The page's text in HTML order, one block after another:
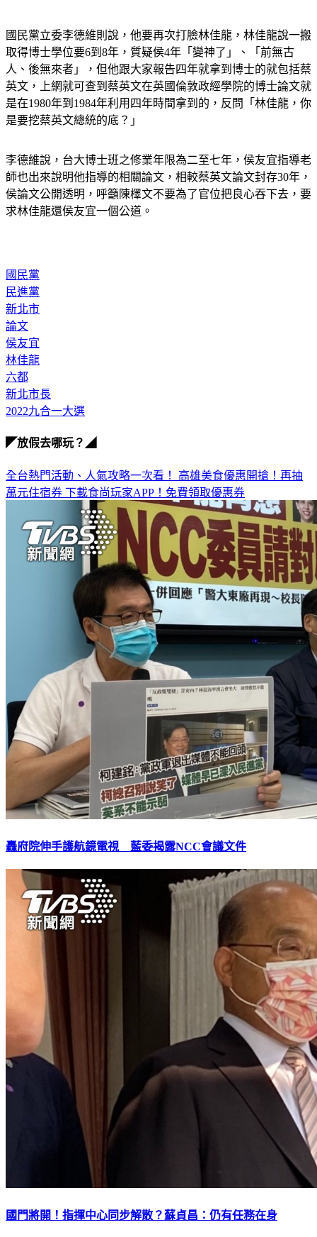
國民黨立委李德維則說，他要再次打臉林佳龍，林佳龍說一搬
取得博士學位要6到8年，質疑侯4年「變神了」、「前無古
人、後無來者」，但他跟大家報告四年就拿到博士的就包括蔡
英文，上網就可查到蔡英文在英國倫敦政經學院的博士論文就
是在1980年到1984年利用四年時間拿到的，反問「林佳龍，你
是要挖蔡英文總統的底？」
李德維說，台大博士班之修業年限為二至七年，侯友宜指導老
師也出來說明他指導的相關論文，相較蔡英文論文封存30年，
侯論文公開透明，呼籲陳檡文不要為了官位把良心吞下去，要
求林佳龍還侯友宜一個公道。
國民黨
民進黨
新北市
論文
侯友宜
林佳龍
六都
新北市長
2022九合一大選
◤放假去哪玩？◢
全台熱門活動、人氣攻略一次看！ 高雄美食優惠開搶！再抽
萬元住宿券 下載食尚玩家APP！免費領取優惠券
轟府院伸手護航鏡電視 藍委揭露NCC會議文件
國門將開！指揮中心同步解散？蘇貞昌：仍有任務在身